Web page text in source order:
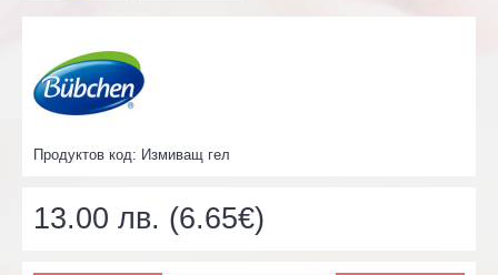
Продуктов код: Измиващ гел
13.00 лв. (6.65€)